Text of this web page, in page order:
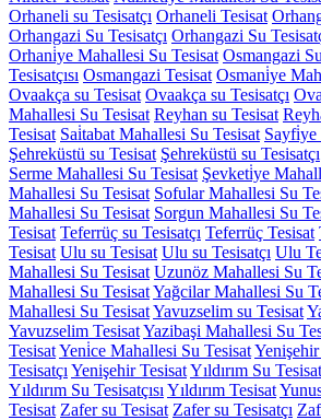
Orhaneli su Tesisatçı Orhaneli Tesisat
Orhangazi Su Tesisatçı Orhangazi Su
Orhani̇ye Mahallesi Su Tesisat Osmangazi
Tesisatçısı Osmangazi Tesisat Osmani̇ye
Ovaakça su Tesisat Ovaakça su Tesisatçı
Mahallesi Su Tesisat Reyhan su Tesisat
Tesisat Sai̇tabat Mahallesi Su Tesisat Sayfi̇ye
Şehreküstü su Tesisat Şehreküstü su Tesisatçı
Serme Mahallesi Su Tesisat Şevketi̇ye
Mahallesi Su Tesisat Sofular Mahallesi Su
Mahallesi Su Tesisat Sorgun Mahallesi Su
Tesisat Teferrüç su Tesisatçı Teferrüç Tesisat
Tesisat Ulu su Tesisat Ulu su Tesisatçı Ulu
Mahallesi Su Tesisat Uzunöz Mahallesi Su
Mahallesi Su TesisatYağcilar Mahallesi Su
Mahallesi Su TesisatYavuzselim su Tesisat
Yavuzselim TesisatYazibaşi Mahallesi Su
TesisatYeni̇ce Mahallesi Su Tesisat
Tesisatçı Yenişehir TesisatYıldırım Su Tesisat
Yıldırım Su Tesisatçısı Yıldırım Tesisat
Tesisat Zafer su Tesisat Zafer su Tesisatçı